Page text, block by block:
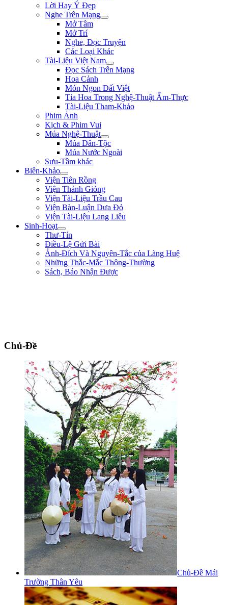
Lời Hay Ý Đẹp
Nghe Trên Mạng
Mở Tâm
Mở Trí
Nghe, Đọc Truyện
Các Loại Khác
Tài-Liệu Việt Nam
Đọc Sách Trên Mạng
Hoa Cảnh
Món Ngon Đất Việt
Tỉa Hoa Trong Nghệ-Thuật Ẩm-Thực
Tài-Liệu Tham-Khảo
Phim Ảnh
Kịch & Phim Vui
Múa Nghệ-Thuật
Múa Dân-Tộc
Múa Nước Ngoài
Sưu-Tầm khác
Biên-Khảo
Viện Tiên Rồng
Viện Thánh Gióng
Viện Tài-Liệu Trầu Cau
Viện Bàn-Luận Dưa Đỏ
Viện Tài-Liệu Lang Liêu
Sinh-Hoạt
Thư-Tín
Điều-Lệ Gửi Bài
Ảnh-Đích Và Nguyên-Tắc của Làng Huệ
Những Thắc-Mắc Thông-Thường
Sách, Báo Nhận Được
Chủ-Đề
Chủ-Đề Mái
Trường Thân Yêu